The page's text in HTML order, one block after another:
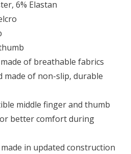
6% Elastan
of breathable fabrics
made of non-slip, durable
middle finger and thumb
better comfort during
in updated construction